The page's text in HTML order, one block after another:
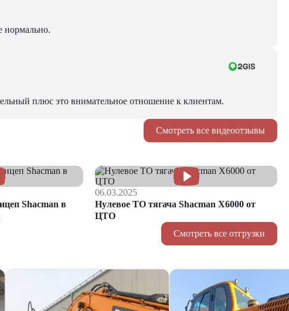
нормально.
плюс это внимательное отношение к клиентам.
Смотреть все видеоотзывы
Shacman в
06.03.2025
Нулевое ТО тягача Shacman Х6000 от
ЦТО
Смотреть все отгрузки